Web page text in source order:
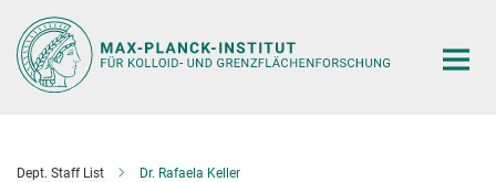
Hauptinhalt
Dept. Staff List Dr. Rafaela Keller